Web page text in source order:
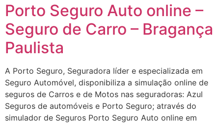
Porto Seguro Auto online –
Seguro de Carro – Bragança
Paulista
A Porto Seguro, Seguradora líder e especializada em
Seguro Automóvel, disponibiliza a simulação online de
seguros de Carros e de Motos nas seguradoras: Azul
Seguros de automóveis e Porto Seguro; através do
simulador de Seguros Porto Seguro Auto online em